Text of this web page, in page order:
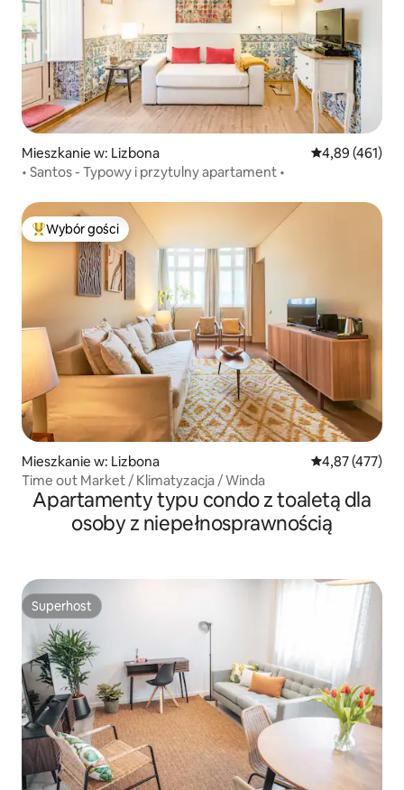
Mieszkanie w: Lizbona Średnia
4,89 (461)
• Santos - Typowy i przytulny apartament •
Najpopularniejsze z kategorii Wybór gości
Wybór gości
Mieszkanie w: Lizbona Średnia
4,87 (477)
Time out Market / Klimatyzacja / Winda
Apartamenty typu condo z toaletą dla
osoby z niepełnosprawnością
Superhost
Superhost